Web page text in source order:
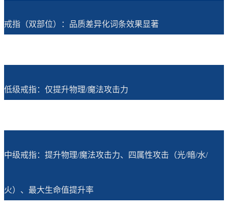
戒指（双部位）：品质差异化词条效果显著
低级戒指：仅提升物理/魔法攻击力
中级戒指：提升物理/魔法攻击力、四属性攻击（光/暗/水/
火）、最大生命值提升率